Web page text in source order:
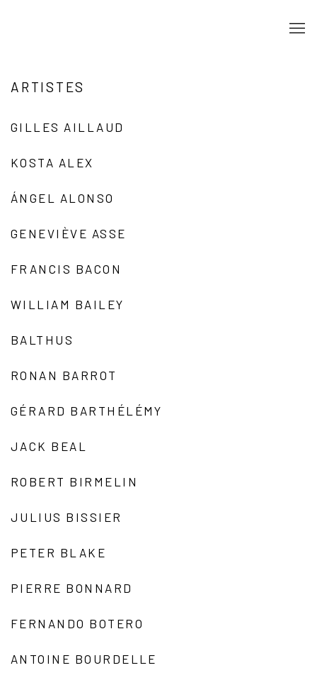
ARTISTES
GILLES AILLAUD
KOSTA ALEX
ÁNGEL ALONSO
GENEVIÈVE ASSE
FRANCIS BACON
WILLIAM BAILEY
BALTHUS
RONAN BARROT
GÉRARD BARTHÉLÉMY
JACK BEAL
ROBERT BIRMELIN
JULIUS BISSIER
PETER BLAKE
PIERRE BONNARD
FERNANDO BOTERO
ANTOINE BOURDELLE